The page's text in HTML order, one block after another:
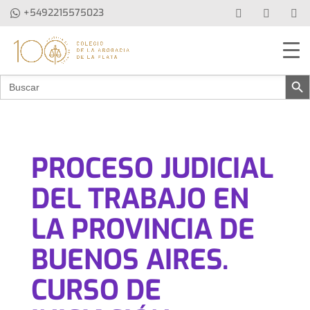
+5492215575023
Buscar: Botón de
PROCESO JUDICIAL
DEL TRABAJO EN
LA PROVINCIA DE
BUENOS AIRES.
CURSO DE